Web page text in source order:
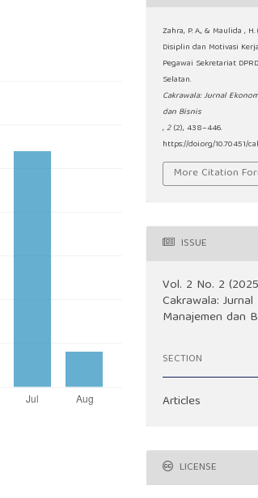
Zahra, P. A., & Maulida ,
Disiplin dan Motivasi
Pegawai Sekretariat
Selatan.
Cakrawala: Jurnal
dan Bisnis
,2 (2), 438–446.
https://doi.org/10.70451/
More Citation
ISSUE
Vol. 2 No. 2
Cakrawala: Jurnal
Manajemen dan
SECTION
Articles
LICENSE